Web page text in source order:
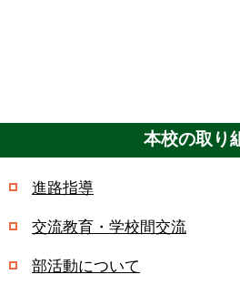
本校の取り
進路指導
交流教育・学校間交流
部活動について